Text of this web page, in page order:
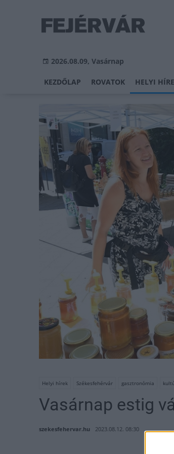
2026.08.09, Vasárnap
KEZDŐLAP ROVATOK HELYI
Helyi hírek Székesfehérvár gasztronómia
Vasárnap estig
szekesfehervar.hu 2023.08.12. 08:30